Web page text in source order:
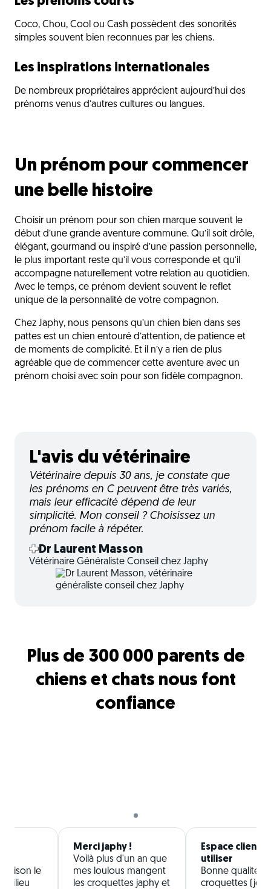
Coco, Chou, Cool ou Cash possèdent des sonorités
simples souvent bien reconnues par les chiens.
Les inspirations internationales
De nombreux propriétaires apprécient aujourd’hui des
prénoms venus d’autres cultures ou langues.
Un prénom pour commencer
une belle histoire
Choisir un prénom pour son chien marque souvent le
début d’une grande aventure commune. Qu’il soit drôle,
élégant, gourmand ou inspiré d’une passion personnelle,
le plus important reste qu’il vous corresponde et qu’il
accompagne naturellement votre relation au quotidien.
Avec le temps, ce prénom devient souvent le reflet
unique de la personnalité de votre compagnon.
Chez Japhy, nous pensons qu’un chien bien dans ses
pattes est un chien entouré d’attention, de patience et
de moments de complicité. Et il n’y a rien de plus
agréable que de commencer cette aventure avec un
prénom choisi avec soin pour son fidèle compagnon.
L'avis du vétérinaire
Vétérinaire depuis 30 ans, je constate que
les prénoms en C peuvent être très variés,
mais leur efficacité dépend de leur
simplicité. Mon conseil ? Choisissez un
prénom facile à répéter.
Dr Laurent Masson
Vétérinaire Généraliste Conseil chez Japhy
Plus de 300 000 parents de
chiens et chats nous font
confiance
le
milieu
Merci japhy !
Voilà plus d'un an que
mes loulous mangent
les croquettes japhy et
Espace client
utiliser
Bonne qualité
croquettes (je